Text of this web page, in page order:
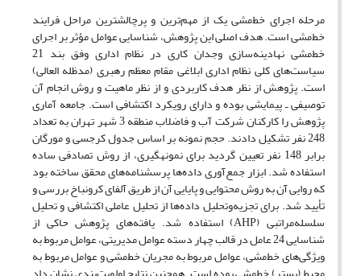
مرحله اجرای خط‌مشی یک از مهم‌ترین و پرچالش­ترین مراحل فرایند
خط‌مشی است. هدف اصلی این پژوهش، شناسایی عوامل مؤثر بر اجرای
خط‌مشی نهادینه‌سازی وجدان کاری در نظام اداری وفق بند 21
سیاست‌های کلی نظام اداری ابلاغی مقام معظم رهبری (مدظله العالی)
است. پژوهش از نظر هدف کاربردی و از نظر ماهیت و روش انجام آن
توصیفی ـ پیمایشی بوده و دارای رویکرد اکتشافی است. جامعه آماری
پژوهش را کارکنان شرکت آب و فاضلاب منطقه 3 شهر تهران به تعداد
248 نفر تشکیل دادند. حجم نمونه بر اساس جدول کرجسی و مورگان
برابر 148 نفر تعیین گردید برای نمونه­گیری، از روش تصادفی ساده
استفاده شد. ابزار جمع‌آوری داده‌ها پرسشنامه‌های محقق ساخته بود
که روایی آن به روش محتوایی و پایایی آن از طریق آلفای کرونباخ بررسی و
تأیید شد. برای تجزیه‌وتحلیل داده‌ها از تحلیل عاملی اکتشافی و تحلیل
سلسله‌مراتبی (AHP) استفاده شد. یافته‌های پژوهش حاکی از
شناسایی 24 عامل در قالب چهار دسته عوامل مدیریتی، عوامل مربوط به
ویژگی‌های خط‌مشی، عوامل مربوط به مجریان خط‌مشی و عوامل‎ مربوط به